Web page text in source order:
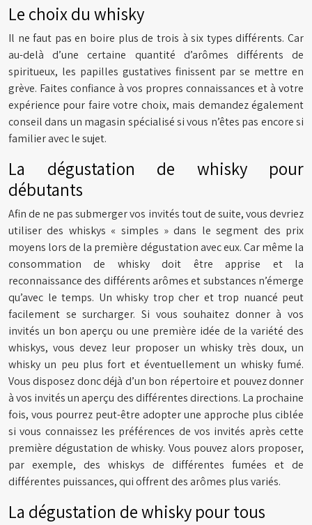
Le choix du whisky
Il ne faut pas en boire plus de trois à six types différents. Car
au-delà d’une certaine quantité d’arômes différents de
spiritueux, les papilles gustatives finissent par se mettre en
grève. Faites confiance à vos propres connaissances et à votre
expérience pour faire votre choix, mais demandez également
conseil dans un magasin spécialisé si vous n’êtes pas encore si
familier avec le sujet.
La dégustation de whisky pour
débutants
Afin de ne pas submerger vos invités tout de suite, vous devriez
utiliser des whiskys « simples » dans le segment des prix
moyens lors de la première dégustation avec eux. Car même la
consommation de whisky doit être apprise et la
reconnaissance des différents arômes et substances n’émerge
qu’avec le temps. Un whisky trop cher et trop nuancé peut
facilement se surcharger. Si vous souhaitez donner à vos
invités un bon aperçu ou une première idée de la variété des
whiskys, vous devez leur proposer un whisky très doux, un
whisky un peu plus fort et éventuellement un whisky fumé.
Vous disposez donc déjà d’un bon répertoire et pouvez donner
à vos invités un aperçu des différentes directions. La prochaine
fois, vous pourrez peut-être adopter une approche plus ciblée
si vous connaissez les préférences de vos invités après cette
première dégustation de whisky. Vous pouvez alors proposer,
par exemple, des whiskys de différentes fumées et de
différentes puissances, qui offrent des arômes plus variés.
La dégustation de whisky pour tous